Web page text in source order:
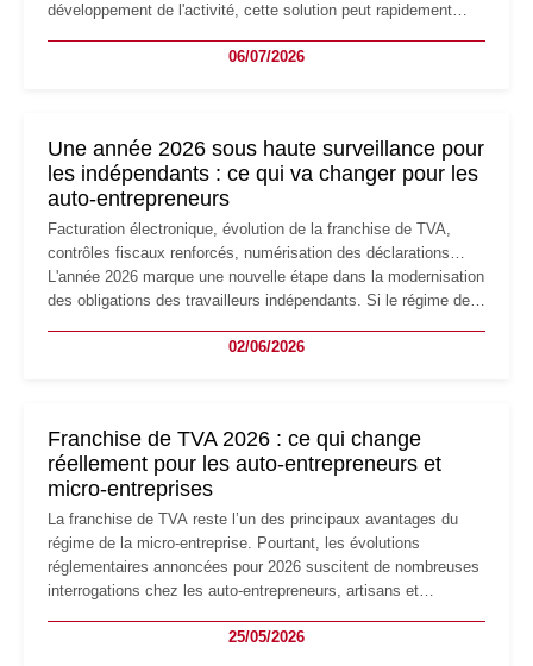
développement de l'activité, cette solution peut rapidement
professionnels, recrutement, image de marque… Le
06/07/2026
Une année 2026 sous haute surveillance pour
les indépendants : ce qui va changer pour les
auto-entrepreneurs
Facturation électronique, évolution de la franchise de TVA,
contrôles fiscaux renforcés, numérisation des déclarations…
L'année 2026 marque une nouvelle étape dans la modernisation
des obligations des travailleurs indépendants. Si le régime de
les auto-entrepreneurs devront s'adapter à un environnement
02/06/2026
Franchise de TVA 2026 : ce qui change
réellement pour les auto-entrepreneurs et
micro-entreprises
La franchise de TVA reste l’un des principaux avantages du
régime de la micro-entreprise. Pourtant, les évolutions
réglementaires annoncées pour 2026 suscitent de nombreuses
interrogations chez les auto-entrepreneurs, artisans et
facturation ou risque de bascule vers la TVA : les règles
25/05/2026